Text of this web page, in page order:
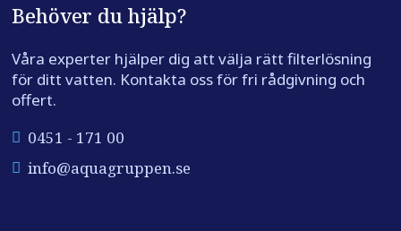
Behöver du hjälp?
Våra experter hjälper dig att välja rätt filterlösning
för ditt vatten. Kontakta oss för fri rådgivning och
offert.
0451 - 171 00
info@aquagruppen.se